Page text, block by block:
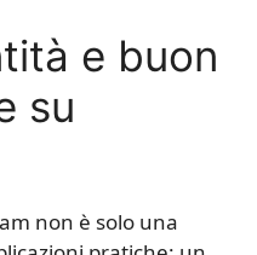
e buon
su
non è solo una